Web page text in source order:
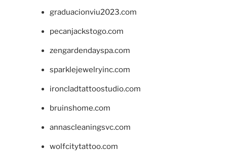
graduacionviu2023.com
pecanjackstogo.com
zengardendayspa.com
sparklejewelryinc.com
ironcladtattoostudio.com
bruinshome.com
annascleaningsvc.com
wolfcitytattoo.com